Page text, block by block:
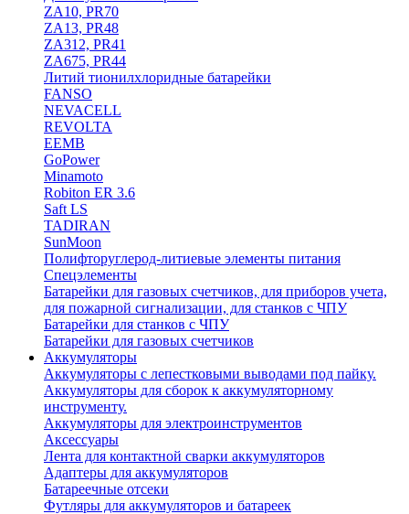
ZA10, PR70
ZA13, PR48
ZA312, PR41
ZA675, PR44
Литий тионилхлоридные батарейки
FANSO
NEVACELL
REVOLTA
EEMB
GoPower
Minamoto
Robiton ER 3.6
Saft LS
TADIRAN
SunMoon
Полифторуглерод-литиевые элементы питания
Спецэлементы
Батарейки для газовых счетчиков, для приборов учета,
для пожарной сигнализации, для станков с ЧПУ
Батарейки для станков с ЧПУ
Батарейки для газовых счетчиков
Аккумуляторы
Аккумуляторы с лепестковыми выводами под пайку.
Аккумуляторы для сборок к аккумуляторному
инструменту.
Аккумуляторы для электроинструментов
Аксессуары
Лента для контактной сварки аккумуляторов
Адаптеры для аккумуляторов
Батареечные отсеки
Футляры для аккумуляторов и батареек